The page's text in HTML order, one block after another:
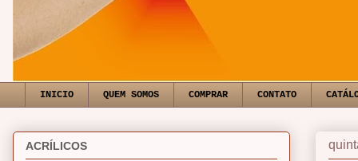
INICIO QUEM SOMOS COMPRAR CONTATO
ACRÍLICOS